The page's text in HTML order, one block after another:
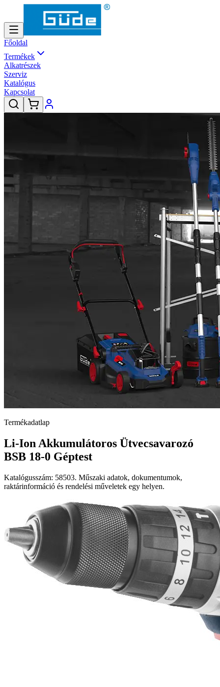
Főoldal
Termékek
Alkatrészek
Szerviz
Katalógus
Kapcsolat
Termékadatlap
Li-Ion Akkumulátoros Ütvecsavarozó
BSB 18-0 Géptest
Katalógusszám: 58503. Műszaki adatok, dokumentumok,
raktárinformáció és rendelési műveletek egy helyen.